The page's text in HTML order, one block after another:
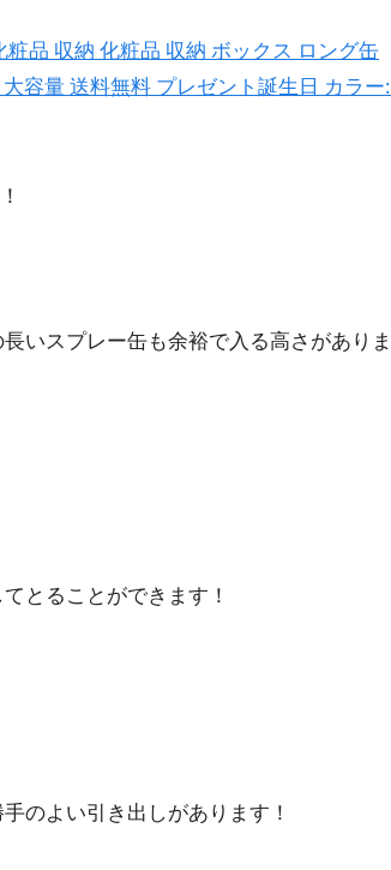
品 収納 化粧品 収納 ボックス ロング缶
容量 送料無料 プレゼント誕生日 カラー:
いスプレー缶も余裕で入る高さがありま
とることができます！
のよい引き出しがあります！